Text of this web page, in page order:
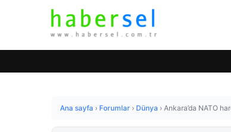
Ana sayfa › Forumlar › Dünya › Ankara’da NATO